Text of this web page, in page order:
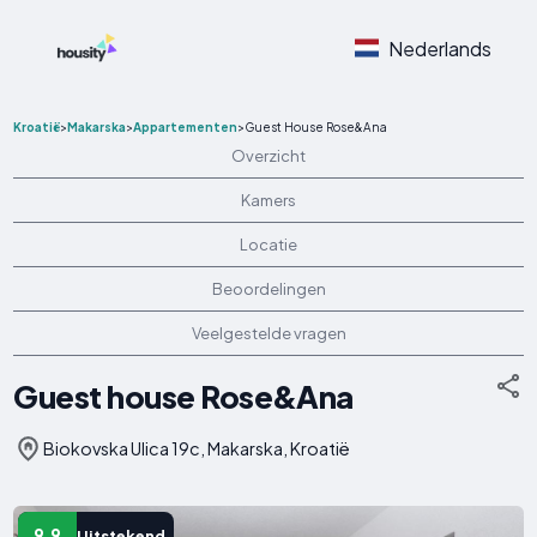
Nederlands
Kroatië>Makarska>Appartementen>Guest House Rose&Ana
Overzicht
Kamers
Locatie
Beoordelingen
Veelgestelde vragen
Guest house Rose&Ana
Biokovska Ulica 19c, Makarska, Kroatië